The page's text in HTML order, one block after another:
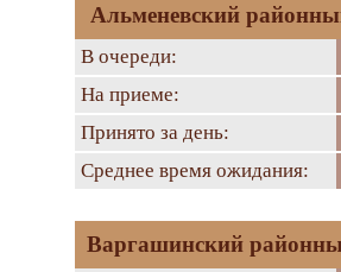
Альменевский
В очереди:
На приеме:
Принято за день:
Среднее время ожидания:
Варгашинский